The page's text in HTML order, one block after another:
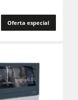
Oferta especial